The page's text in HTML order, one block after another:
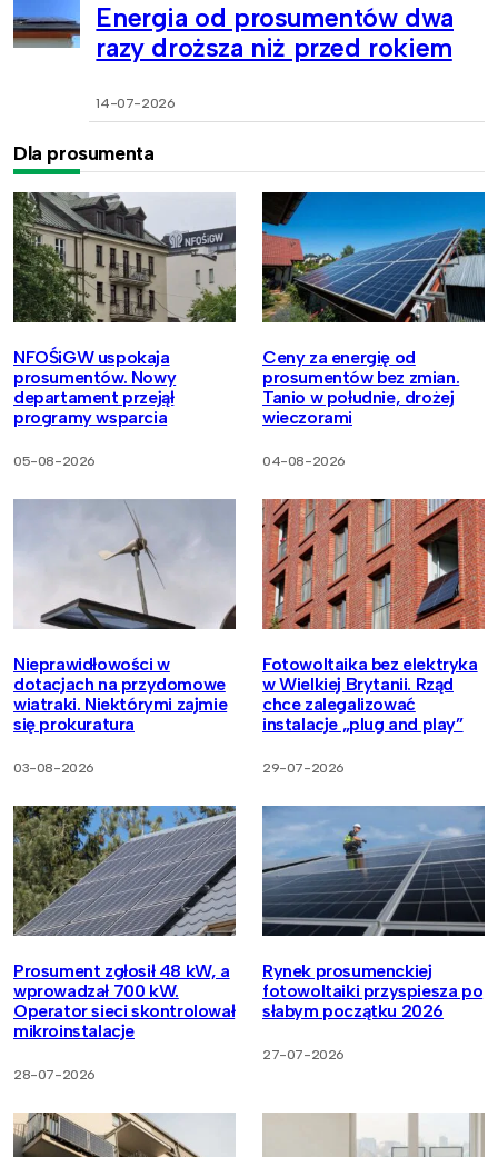
Energia od prosumentów dwa
razy droższa niż przed rokiem
14-07-2026
Dla prosumenta
NFOŚiGW uspokaja
prosumentów. Nowy
departament przejął
programy wsparcia
05-08-2026
Ceny za energię od
prosumentów bez zmian.
Tanio w południe, drożej
wieczorami
04-08-2026
Nieprawidłowości w
dotacjach na przydomowe
wiatraki. Niektórymi zajmie
się prokuratura
03-08-2026
Fotowoltaika bez elektryka
w Wielkiej Brytanii. Rząd
chce zalegalizować
instalacje „plug and play”
29-07-2026
Prosument zgłosił 48 kW, a
wprowadzał 700 kW.
Operator sieci skontrolował
mikroinstalacje
28-07-2026
Rynek prosumenckiej
fotowoltaiki przyspiesza po
słabym początku 2026
27-07-2026